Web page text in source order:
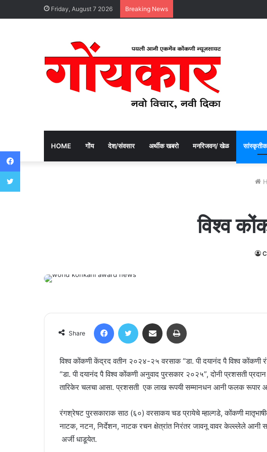
Friday, August 7 2026 Breaking News
HOME गोंय देश/संवसार अर्थीक खबरो मनरिजवन/ खेळ
​विश्व
Share
विश्व कोंकणी केंद्रद वतीन २०२४-२५ वरसाक “डा. पी दयानंद पै विश्व
“डा. पी दयानंद पै विश्व कोंकणी अनुवाद पुरसकार २०२५”, दोनी प्रशसती
तारिकेर चलचा आसा. प्रशसती एक लाख रूपयी सम्मानधन आनी फलक रूपार
रंगश्रेषट पुरसकाराक साठ (६०) वरसाकय चड प्रायेचे म्हाल्गडे, कोंकणी
नाटक, नटन, निर्देशन, नाटक रचन क्षेत्रांत निरंतर जावनू वावर केल्ल्लेले आनी
अर्जी धाडूयेत.